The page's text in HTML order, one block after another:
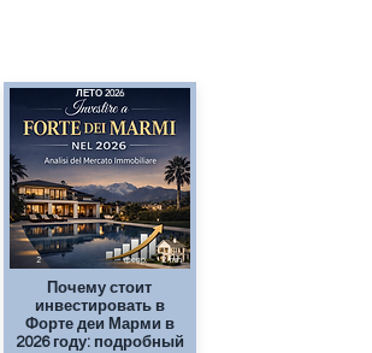
ЛЕТО 2026
февр. 2 min
2
Почему стоит
инвестировать в
Форте деи Марми в
2026 году: подробный